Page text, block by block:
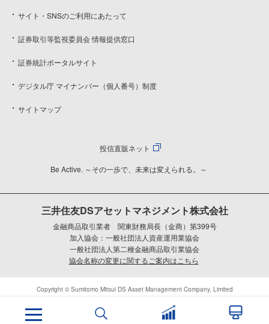
サイト・SNSのご利用にあたって
証券取引等監視委員会 情報提供窓口
証券統計ポータルサイト
デジタル庁 マイナンバー（個人番号）制度
サイトマップ
投信直販ネット
Be Active. ～その一歩で、未来は変えられる。～
三井住友DSアセットマネジメント株式会社
金融商品取引業者 関東財務局長（金商）第399号
加入協会：一般社団法人資産運用業協会
一般社団法人第二種金融商品取引業協会
協会名称の変更に関するご案内はこちら
Copyright © Sumitomo Mitsui DS Asset Management Company, Limited